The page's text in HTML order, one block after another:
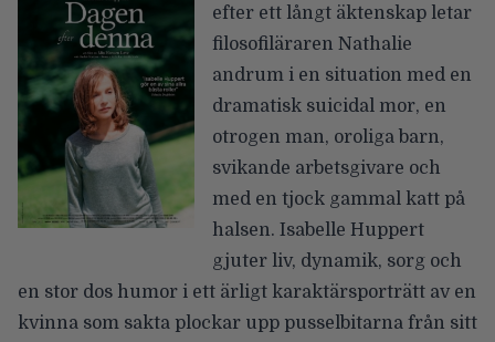
efter ett långt äktenskap letar
filosofiläraren Nathalie
andrum i en situation med en
dramatisk suicidal mor, en
otrogen man, oroliga barn,
svikande arbetsgivare och
med en tjock gammal katt på
halsen. Isabelle Huppert
gjuter liv, dynamik, sorg och
en stor dos humor i ett ärligt karaktärsporträtt av en
kvinna som sakta plockar upp pusselbitarna från sitt